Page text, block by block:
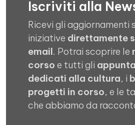
Iscriviti alla
Ricevi gli aggiornamenti
iniziative direttamente
email. Potrai scoprire le
corso e tutti gli
dedicati alla cultura, i
progetti in corso, e le
che abbiamo da